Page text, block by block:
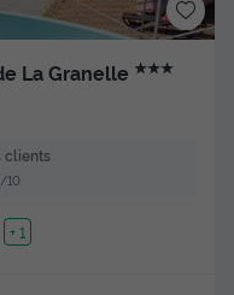
La Granelle ★★★
clients
/10
+ 1